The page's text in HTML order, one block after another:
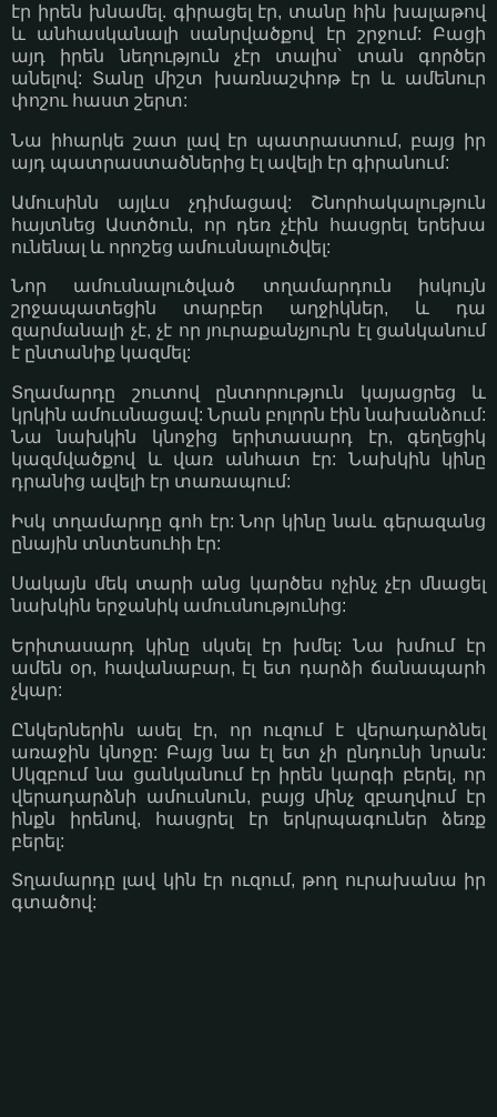
էր իրեն խնամել. գիրացել էր, տանը հին խալաթով
և անհասկանալի սանրվածքով էր շրջում: Բացի
այդ իրեն նեղություն չէր տալիս՝ տան գործեր
անելով: Տանը միշտ խառնաշփոթ էր և ամենուր
փոշու հաստ շերտ:
Նա իհարկե շատ լավ էր պատրաստում, բայց իր
այդ պատրաստածներից էլ ավելի էր գիրանում:
Ամուսինն այլևս չդիմացավ: Շնորհակալություն
հայտնեց Աստծուն, որ դեռ չէին հասցրել երեխա
ունենալ և որոշեց ամուսնալուծվել:
Նոր ամուսնալուծված տղամարդուն իսկույն
շրջապատեցին տարբեր աղջիկներ, և դա
զարմանալի չէ, չէ որ յուրաքանչյուրն էլ ցանկանում
է ընտանիք կազմել:
Տղամարդը շուտով ընտորություն կայացրեց և
կրկին ամուսնացավ: Նրան բոլորն էին նախանձում:
Նա նախկին կնոջից երիտասարդ էր, գեղեցիկ
կազմվածքով և վառ անհատ էր: Նախկին կինը
դրանից ավելի էր տառապում:
Իսկ տղամարդը գոհ էր: Նոր կինը նաև գերազանց
ընային տնտեսուհի էր:
Սակայն մեկ տարի անց կարծես ոչինչ չէր մնացել
նախկին երջանիկ ամուսնությունից:
Երիտասարդ կինը սկսել էր խմել: Նա խմում էր
ամեն օր, հավանաբար, էլ ետ դարձի ճանապարհ
չկար:
Ընկերներին ասել էր, որ ուզում է վերադարձնել
առաջին կնոջը: Բայց նա էլ ետ չի ընդունի նրան:
Սկզբում նա ցանկանում էր իրեն կարգի բերել, որ
վերադարձնի ամուսնուն, բայց մինչ զբաղվում էր
ինքն իրենով, հասցրել էր երկրպագուներ ձեռք
բերել:
Տղամարդը լավ կին էր ուզում, թող ուրախանա իր
գտածով: